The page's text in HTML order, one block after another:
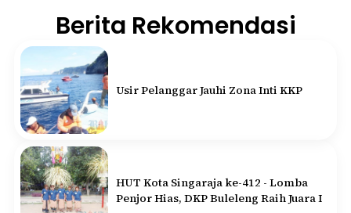
Berita Rekomendasi
Usir Pelanggar Jauhi Zona Inti KKP
HUT Kota Singaraja ke-412 - Lomba
Penjor Hias, DKP Buleleng Raih Juara I